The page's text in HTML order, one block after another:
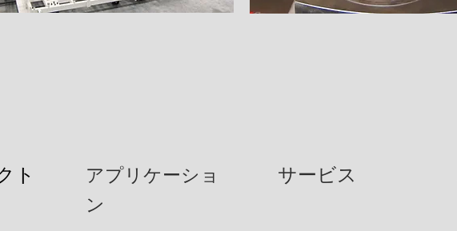
ト
アプリケーショ
ン
サービス